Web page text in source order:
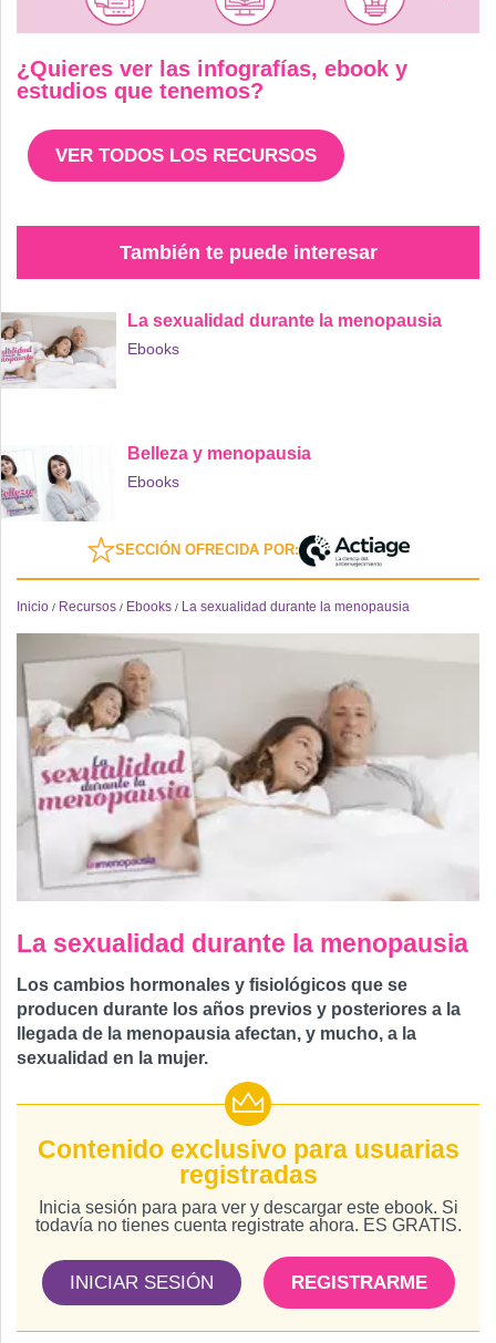
¿Quieres ver las infografías, ebook y
estudios que tenemos?
VER TODOS LOS RECURSOS
También te puede interesar
La sexualidad durante la menopausia
Ebooks
Belleza y menopausia
Ebooks
SECCIÓN OFRECIDA POR:
Inicio / Recursos / Ebooks / La sexualidad durante la menopausia
La sexualidad durante la menopausia
Los cambios hormonales y fisiológicos que se
producen durante los años previos y posteriores a la
llegada de la menopausia afectan, y mucho, a la
sexualidad en la mujer.
Contenido exclusivo para usuarias
registradas
Inicia sesión para para ver y descargar este ebook. Si
todavía no tienes cuenta registrate ahora. ES GRATIS.
INICIAR SESIÓN REGISTRARME